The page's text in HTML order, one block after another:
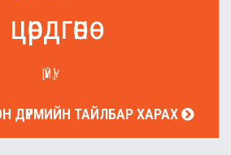
цөрдгөнө
[ҮЙ.Ү]
ДҮРМИЙН ТАЙЛБАР ХАРАХ